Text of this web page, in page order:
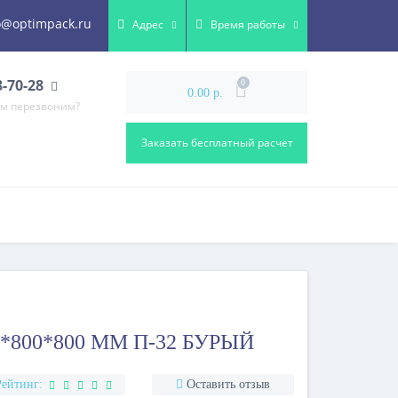
Адрес Время работы
70-28
перезвоним?
0.00 р.
0
Заказать бесплатный расчет
ММ П-32 БУРЫЙ
Оставить отзыв